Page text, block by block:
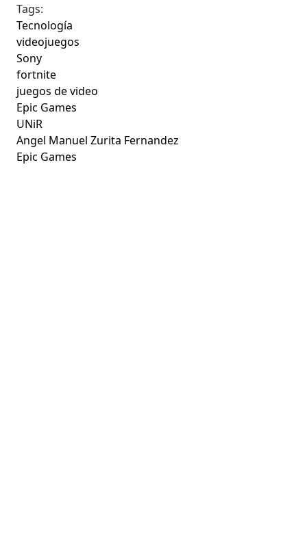
Tags:
Tecnología
videojuegos
Sony
fortnite
juegos de video
Epic Games
UNiR
Angel Manuel Zurita Fernandez
Epic Games